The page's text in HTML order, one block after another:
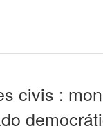
civis :